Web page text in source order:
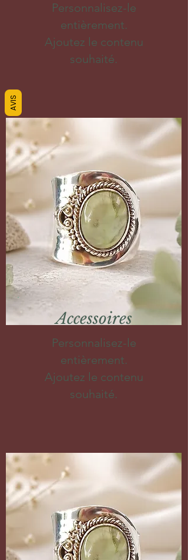
Personnalisez-le
entièrement.
Ajoutez le contenu
souhaité.
Accessoires
Personnalisez-le
entièrement.
Ajoutez le contenu
souhaité.
AVIS